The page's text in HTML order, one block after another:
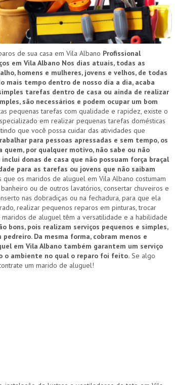
de sua casa em Vila Albano Profissional
em Vila Albano Nos dias atuais, todas as
homens e mulheres, jovens e velhos, de todas
mais tempo dentro de nosso dia a dia, acaba
tarefas dentro de casa ou ainda de realizar
são necessários e podem ocupar um bom
pequenas tarefas com qualidade e rapidez, existe o
em realizar pequenas tarefas domésticas
que você possa cuidar das atividades que
para pessoas apressadas e sem tempo, os
por qualquer motivo, não sabe ou não
donas de casa que não possuam força braçal
para as tarefas ou jovens que não saibam
que os maridos de aluguel em Vila Albano costumam
ou de outros lavatórios, consertar chuveiros e
nas dobradiças ou na fechadura, para que ela
realizar pequenos reparos em pinturas, trocar
de aluguel têm a versatilidade e a habilidade
bons, pois realizam serviços pequenos e simples,
Da mesma forma, cobram menos e
em Vila Albano também garantem um serviço
o ambiente no qual o reparo foi feito. Se algo
um marido de aluguel!